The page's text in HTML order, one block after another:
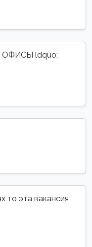
ldquo;
то эта вакансия